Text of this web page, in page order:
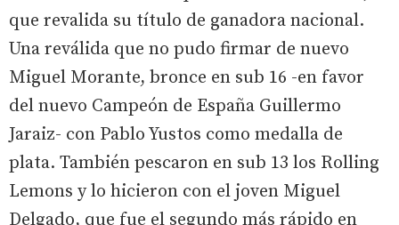
que revalida su título de ganadora nacional.
Una reválida que no pudo firmar de nuevo
Miguel Morante, bronce en sub 16 -en favor
del nuevo Campeón de España Guillermo
Jaraiz- con Pablo Yustos como medalla de
plata. También pescaron en sub 13 los Rolling
Lemons y lo hicieron con el joven Miguel
Delgado, que fue el segundo más rápido en